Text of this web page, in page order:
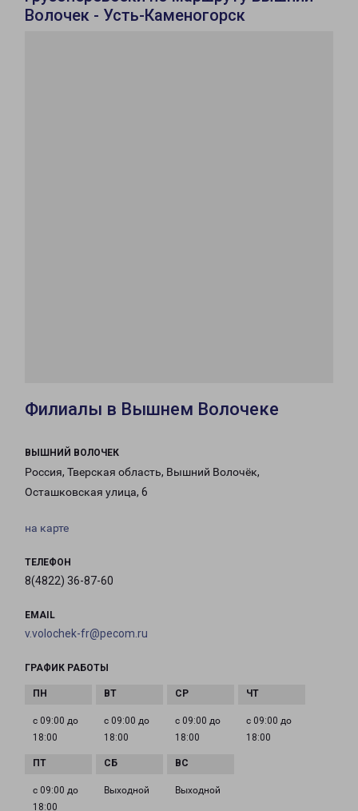
Волочек - Усть-Каменогорск
Филиалы в Вышнем Волочеке
ВЫШНИЙ ВОЛОЧЕК
Россия, Тверская область, Вышний Волочёк,
Осташковская улица, 6
на карте
ТЕЛЕФОН
8(4822) 36-87-60
EMAIL
v.volochek-fr@pecom.ru
ГРАФИК РАБОТЫ
с 09:00 до
18:00
с 09:00 до
18:00
с 09:00 до
18:00
с 09:00 до
18:00
с 09:00 до
18:00
Выходной Выходной